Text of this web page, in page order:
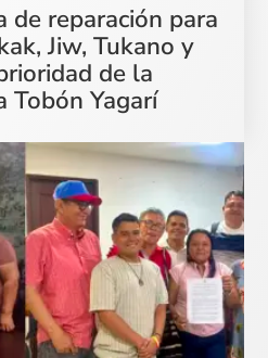
de reparación para
Jiw, Tukano y
de la
Tobón Yagarí